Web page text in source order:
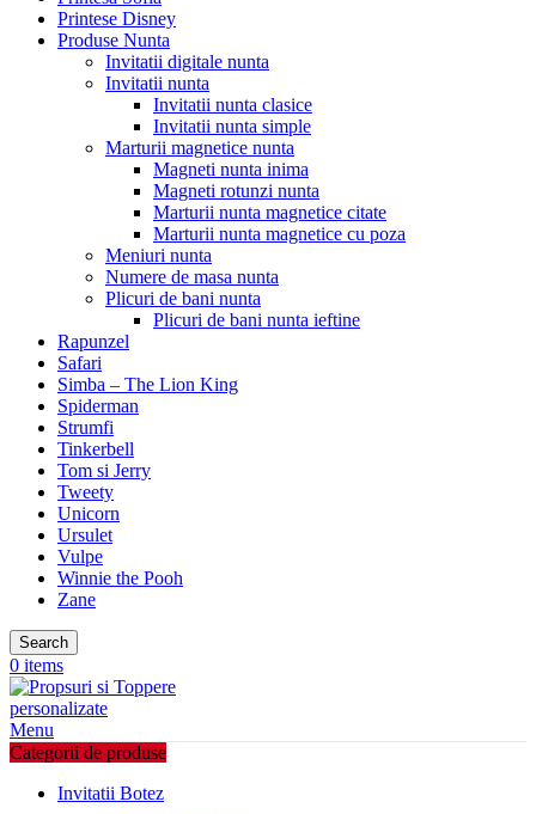
Printese Disney
Produse Nunta
Invitatii digitale nunta
Invitatii nunta
Invitatii nunta clasice
Invitatii nunta simple
Marturii magnetice nunta
Magneti nunta inima
Magneti rotunzi nunta
Marturii nunta magnetice citate
Marturii nunta magnetice cu poza
Meniuri nunta
Numere de masa nunta
Plicuri de bani nunta
Plicuri de bani nunta ieftine
Rapunzel
Safari
Simba – The Lion King
Spiderman
Strumfi
Tinkerbell
Tom si Jerry
Tweety
Unicorn
Ursulet
Vulpe
Winnie the Pooh
Zane
Search
0 items
Menu
Categorii de produse
Invitatii Botez